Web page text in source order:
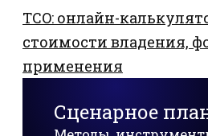
TCO: онлайн-
стоимости владения,
применения
Сценарное